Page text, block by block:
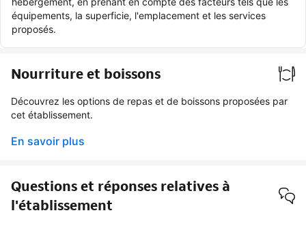
équipements, la superficie, l'emplacement et les services
proposés.
Nourriture et boissons
Découvrez les options de repas et de boissons proposées par
cet établissement.
En savoir plus
Questions et réponses relatives à
l'établissement